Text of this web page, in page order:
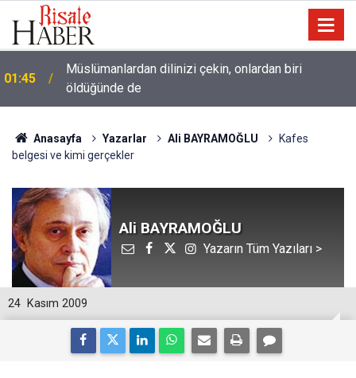
01:45
Müslümanlardan dilinizi çekin, onlardan biri
öldüğünde de
Anasayfa Yazarlar Ali BAYRAMOĞLU
Kafes
belgesi ve kimi gerçekler
Ali BAYRAMOĞLU
Yazarın Tüm Yazıları >
24 Kasım 2009